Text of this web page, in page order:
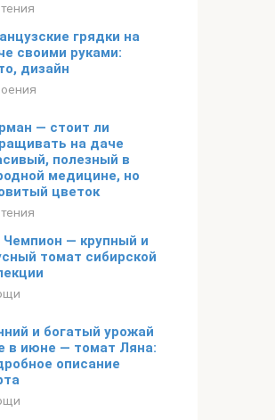
грядки на
своими руками:
дизайн
— стоит ли
на даче
полезный в
медицине, но
цветок
— крупный и
томат сибирской
и богатый урожай
в июне — томат Ляна:
описание